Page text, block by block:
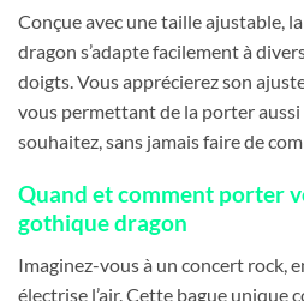
Conçue avec une taille ajustable,
dragon s’adapte facilement à
doigts. Vous apprécierez son
vous permettant de la porter
souhaitez, sans jamais faire de
Quand et comment porter
gothique dragon
Imaginez-vous à un concert rock,
électrise l’air. Cette bague unique